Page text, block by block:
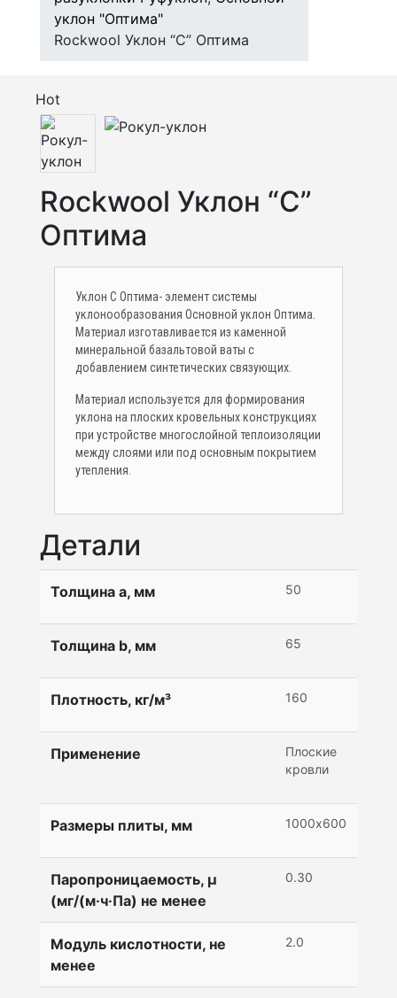
уклон "Оптима"
Rockwool Уклон “С” Оптима
Hot
Rockwool Уклон “С”
Оптима
Уклон С Оптима- элемент системы
уклонообразования Основной уклон Оптима.
Материал изготавливается из каменной
минеральной базальтовой ваты с
добавлением синтетических связующих.
Материал используется для формирования
уклона на плоских кровельных конструкциях
при устройстве многослойной теплоизоляции
между слоями или под основным покрытием
утепления.
Детали
Толщина a, мм 50
Толщина b, мм 65
Плотность, кг/м³ 160
Применение
Плоские
кровли
Размеры плиты, мм 1000х600
Паропроницаемость, μ
(мг/(м·ч·Па) не менее
0.30
Модуль кислотности, не
менее
2.0